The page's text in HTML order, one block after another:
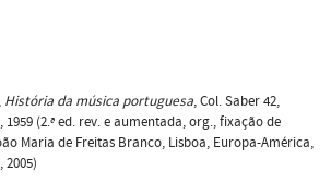
História da música portuguesa, Col. Saber 42,
(2.ª ed. rev. e aumentada, org., fixação de
Maria de Freitas Branco, Lisboa, Europa-América,
2005)